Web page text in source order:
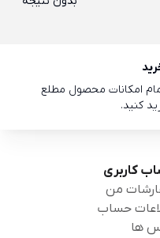
امکانات محصول مطلع
کنید.
کاربری
من
حساب
ها